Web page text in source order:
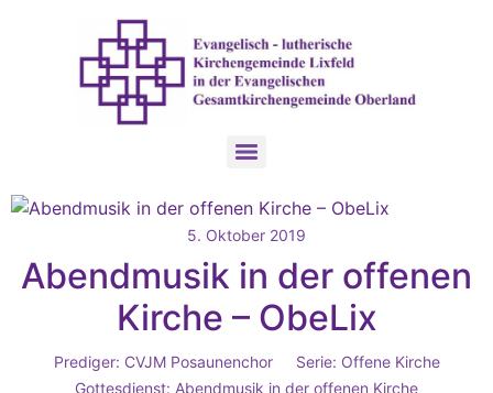
5. Oktober 2019
Abendmusik in der offenen
Kirche – ObeLix
Prediger: CVJM Posaunenchor Serie: Offene Kirche
Gottesdienst: Abendmusik in der offenen Kirche